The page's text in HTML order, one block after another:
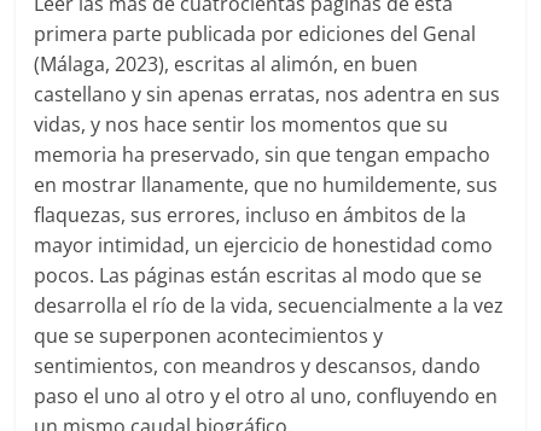
primera parte publicada por ediciones del Genal
(Málaga, 2023), escritas al alimón, en buen
castellano y sin apenas erratas, nos adentra en sus
vidas, y nos hace sentir los momentos que su
memoria ha preservado, sin que tengan empacho
en mostrar llanamente, que no humildemente, sus
flaquezas, sus errores, incluso en ámbitos de la
mayor intimidad, un ejercicio de honestidad como
pocos. Las páginas están escritas al modo que se
desarrolla el río de la vida, secuencialmente a la vez
que se superponen acontecimientos y
sentimientos, con meandros y descansos, dando
paso el uno al otro y el otro al uno, confluyendo en